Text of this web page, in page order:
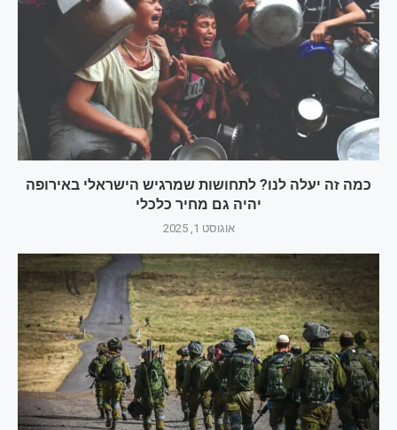
כמה זה יעלה לנו? לתחושות שמרגיש הישראלי באירופה
יהיה גם מחיר כלכלי
אוגוסט 1, 2025